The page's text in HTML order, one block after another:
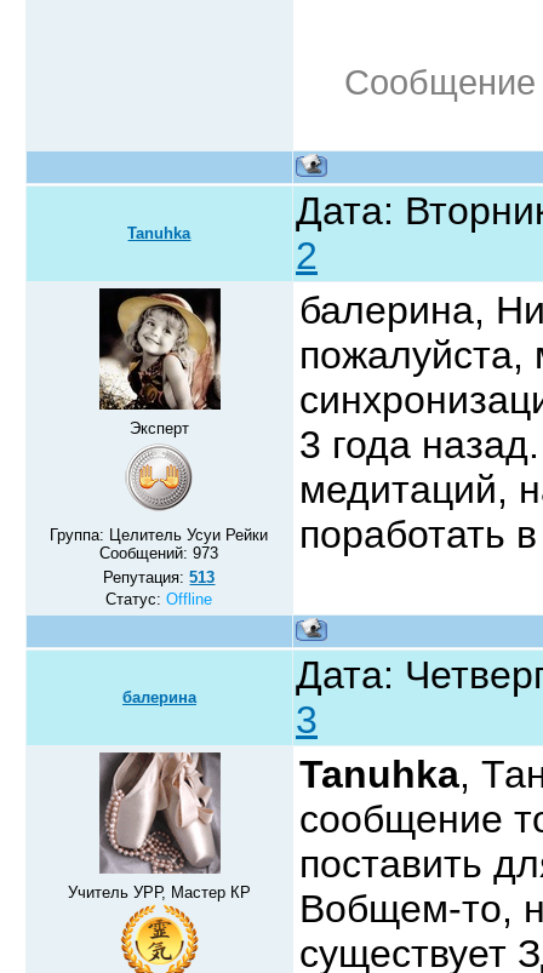
Сообщение
Tanuhka
Дата:
2
Эксперт
Группа: Целитель Усуи Рейки
Сообщений:973
Репутация:513
Статус:Offline
балерина,
пожалуйста,
3 года
медитаций,
поработать
балерина
Дата:
3
Учитель УРР, Мастер КР
Tanuhka,
сообщение
поставить
Вобщем-то,
существует